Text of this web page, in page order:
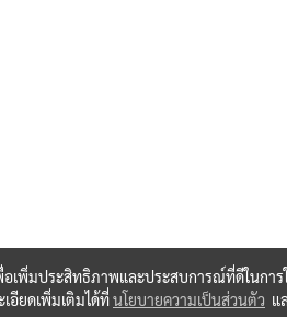
อเพิ่มประสิทธิภาพและประสบการณ์ที่ดีในการ
อียดเพิ่มเติมได้ที่นโยบายความเป็นส่วนตัว แ